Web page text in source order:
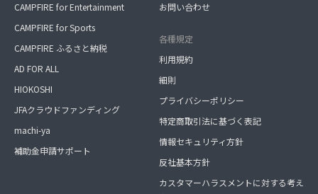
CAMPFIRE for Entertainment
CAMPFIRE for Sports
CAMPFIRE ふるさと納税
AD FOR ALL
HIOKOSHI
JFAクラウドファンディング
machi-ya
補助金申請サポート
お問い合わせ
各種規定
利用規約
細則
プライバシーポリシー
特定商取引法に基づく表記
情報セキュリティ方針
反社基本方針
カスタマーハラスメントに対する考え